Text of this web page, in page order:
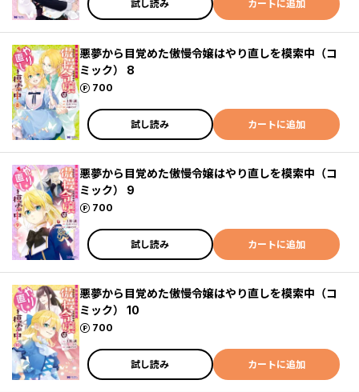
試し読み カートに追加
悪夢から目覚めた傲慢令嬢はやり直しを模索中（コ
ミック） 8
700
ポイント
試し読み カートに追加
悪夢から目覚めた傲慢令嬢はやり直しを模索中（コ
ミック） 9
700
ポイント
試し読み カートに追加
悪夢から目覚めた傲慢令嬢はやり直しを模索中（コ
ミック） 10
700
ポイント
試し読み カートに追加